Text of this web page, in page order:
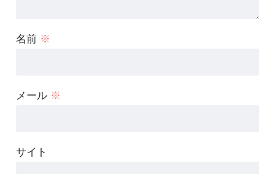
名前 ※
メール ※
サイト